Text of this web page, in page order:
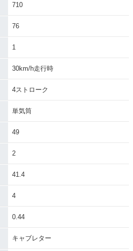
HONDA
710
76
1
30km/h走行時
4ストローク
単気筒
49
2
41.4
4
0.44
キャブレター